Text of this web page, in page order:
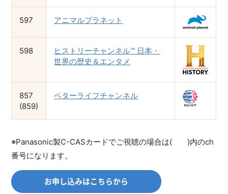
597 アニマルプラネット
598
ヒストリーチャンネル™ 日本・
世界の歴史＆エンタメ
857
(859)
ベターライフチャンネル
※Panasonic製C-CASカードでご視聴の場合は( )内のch
番号になります。
お申し込みはこちらから